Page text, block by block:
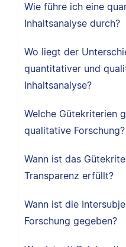
Wie führe ich eine
Inhaltsanalyse durch?
Wo liegt der
quantitativer und
Inhaltsanalyse?
Welche Gütekriterien
qualitative Forschung?
Wann ist das
Transparenz erfüllt?
Wann ist die
Forschung gegeben?